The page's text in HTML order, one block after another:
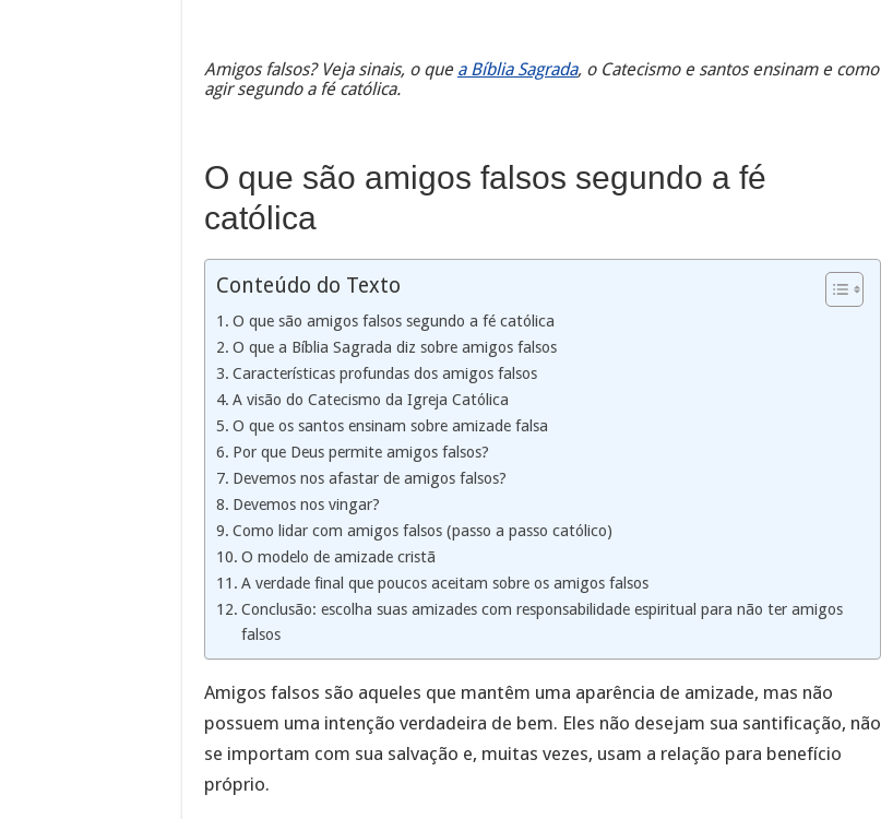
Amigos falsos? Veja sinais, o que a Bíblia Sagrada, o Catecismo e santos ensinam e como
agir segundo a fé católica.
O que são amigos falsos segundo a fé
católica
Conteúdo do Texto
O que são amigos falsos segundo a fé católica
O que a Bíblia Sagrada diz sobre amigos falsos
Características profundas dos amigos falsos
A visão do Catecismo da Igreja Católica
O que os santos ensinam sobre amizade falsa
Por que Deus permite amigos falsos?
Devemos nos afastar de amigos falsos?
Devemos nos vingar?
Como lidar com amigos falsos (passo a passo católico)
O modelo de amizade cristã
A verdade final que poucos aceitam sobre os amigos falsos
Conclusão: escolha suas amizades com responsabilidade espiritual para não ter amigos
falsos
Amigos falsos são aqueles que mantêm uma aparência de amizade, mas não
possuem uma intenção verdadeira de bem. Eles não desejam sua santificação, não
se importam com sua salvação e, muitas vezes, usam a relação para benefício
próprio.